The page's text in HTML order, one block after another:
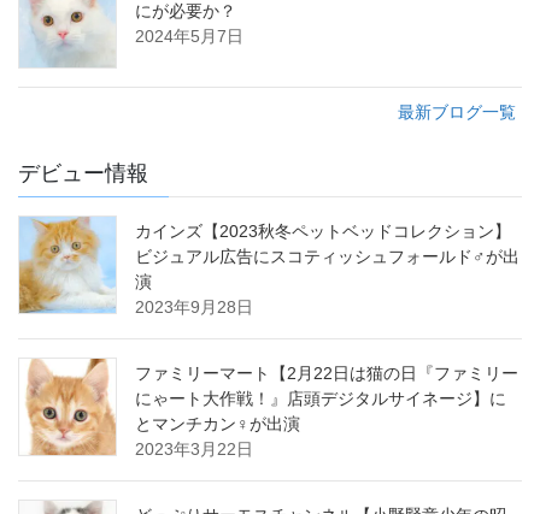
にが必要か？
2024年5月7日
最新ブログ一覧
デビュー情報
カインズ【2023秋冬ペットベッドコレクション】
ビジュアル広告にスコティッシュフォールド♂が出
演
2023年9月28日
ファミリーマート【2月22日は猫の日『ファミリー
にゃート大作戦！』店頭デジタルサイネージ】に
とマンチカン♀が出演
2023年3月22日